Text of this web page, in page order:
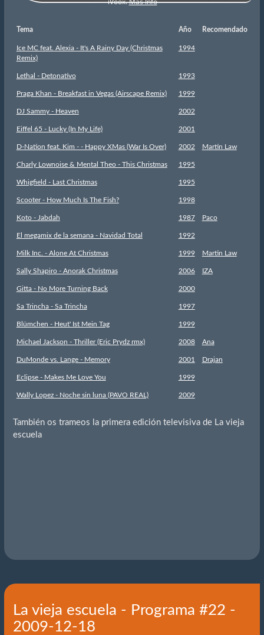
Tema Año Recomendado
Ice MC feat. Alexia - It's A Rainy Day (Christmas
Remix)
1994
Lethal - Detonativo 1993
Praga Khan - Breakfast in Vegas (Airscape Remix) 1999
DJ Sammy - Heaven 2002
Eiffel 65 - Lucky (In My Life) 2001
D-Nation feat. Kim - - Happy XMas (War Is Over) 2002 Martin Law
Charly Lownoise & Mental Theo - This Christmas 1995
Whigfield - Last Christmas 1995
Scooter - How Much Is The Fish? 1998
Koto - Jabdah 1987 Paco
El megamix de la semana - Navidad Total 1992
Milk Inc. - Alone At Christmas 1999 Martin Law
Sally Shapiro - Anorak Christmas 2006 IZA
Gitta - No More Turning Back 2000
Sa Trincha - Sa Trincha 1997
Blümchen - Heut' Ist Mein Tag 1999
Michael Jackson - Thriller (Eric Prydz rmx) 2008 Ana
DuMonde vs. Lange - Memory 2001 Drajan
Eclipse - Makes Me Love You 1999
Wally Lopez - Noche sin luna (PAVO REAL) 2009
También os trameos la primera edición televisiva de La vieja
escuela
La vieja escuela - Programa #22 -
2009-12-18